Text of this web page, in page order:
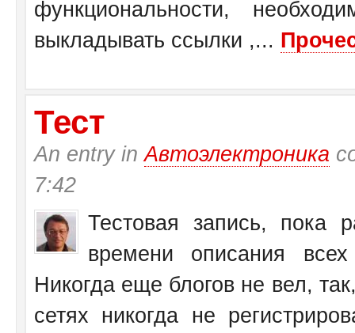
функциональности,
выкладывать ссылки ,...
Тест
An entry inАвтоэлектроника
7:42
Тестовая запись, пока
времени описания
Никогда еще блогов не вел,
сетях никогда не